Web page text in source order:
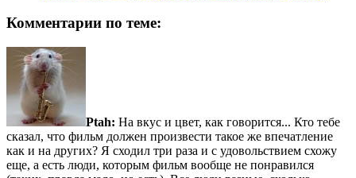
Комментарии по теме:
Ptah: На вкус и цвет, как говорится... Кто тебе
сказал, что фильм должен произвести такое же впечатление
как и на других? Я сходил три раза и с удовольствием схожу
еще, а есть люди, которым фильм вообще не понравился